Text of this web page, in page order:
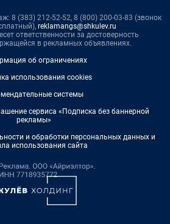
8 (383) 212-52-52, 8 (800) 200-03-83 (звонок
reklamangs@shkulev.ru
ответственности за достоверность
в рекламных объявлениях.
об ограничениях
использования cookies
системы
сервиса «Подписка без баннерной
рекламы»
и обработки персональных данных и
использования сайта